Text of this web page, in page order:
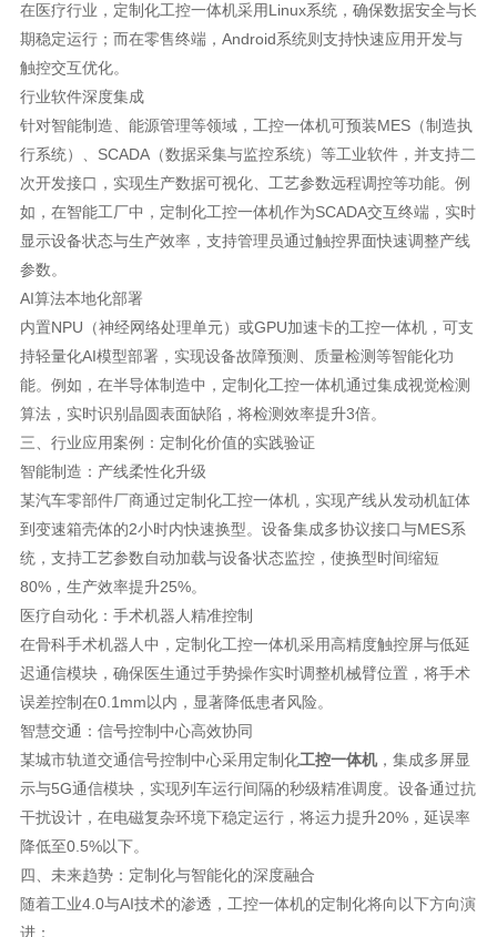
在医疗行业，定制化工控一体机采用Linux系统，确保数据安全与长
期稳定运行；而在零售终端，Android系统则支持快速应用开发与
触控交互优化。
行业软件深度集成
针对智能制造、能源管理等领域，工控一体机可预装MES（制造执
行系统）、SCADA（数据采集与监控系统）等工业软件，并支持二
次开发接口，实现生产数据可视化、工艺参数远程调控等功能。例
如，在智能工厂中，定制化工控一体机作为SCADA交互终端，实时
显示设备状态与生产效率，支持管理员通过触控界面快速调整产线
参数。
AI算法本地化部署
内置NPU（神经网络处理单元）或GPU加速卡的工控一体机，可支
持轻量化AI模型部署，实现设备故障预测、质量检测等智能化功
能。例如，在半导体制造中，定制化工控一体机通过集成视觉检测
算法，实时识别晶圆表面缺陷，将检测效率提升3倍。
三、行业应用案例：定制化价值的实践验证
智能制造：产线柔性化升级
某汽车零部件厂商通过定制化工控一体机，实现产线从发动机缸体
到变速箱壳体的2小时内快速换型。设备集成多协议接口与MES系
统，支持工艺参数自动加载与设备状态监控，使换型时间缩短
80%，生产效率提升25%。
医疗自动化：手术机器人精准控制
在骨科手术机器人中，定制化工控一体机采用高精度触控屏与低延
迟通信模块，确保医生通过手势操作实时调整机械臂位置，将手术
误差控制在0.1mm以内，显著降低患者风险。
智慧交通：信号控制中心高效协同
某城市轨道交通信号控制中心采用定制化工控一体机，集成多屏显
示与5G通信模块，实现列车运行间隔的秒级精准调度。设备通过抗
干扰设计，在电磁复杂环境下稳定运行，将运力提升20%，延误率
降低至0.5%以下。
四、未来趋势：定制化与智能化的深度融合
随着工业4.0与AI技术的渗透，工控一体机的定制化将向以下方向演
进：